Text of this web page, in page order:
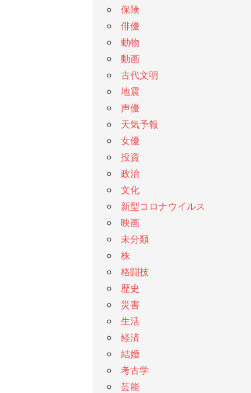
保険
俳優
動物
動画
古代文明
地震
声優
天気予報
女優
投資
政治
文化
新型コロナウイルス
映画
未分類
株
格闘技
歴史
災害
生活
経済
結婚
考古学
芸能